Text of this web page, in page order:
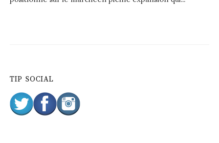
TIP SOCIAL